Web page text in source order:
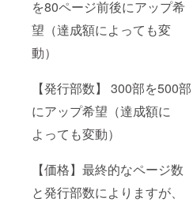
を80ページ前後にアップ希
望（達成額によっても変
動）
【発行部数】 300部を500部
にアップ希望（達成額に
よっても変動）
【価格】最終的なページ数
と発行部数によりますが、